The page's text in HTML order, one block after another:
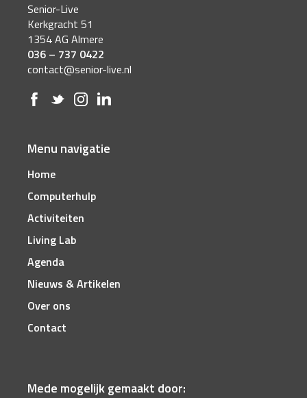
Senior-Live
Kerkgracht 51
1354 AG Almere
036 – 737 0422
contact@senior-live.nl
Menu navigatie
Home
Computerhulp
Activiteiten
Living Lab
Agenda
Nieuws & Artikelen
Over ons
Contact
Mede mogelijk gemaakt door: